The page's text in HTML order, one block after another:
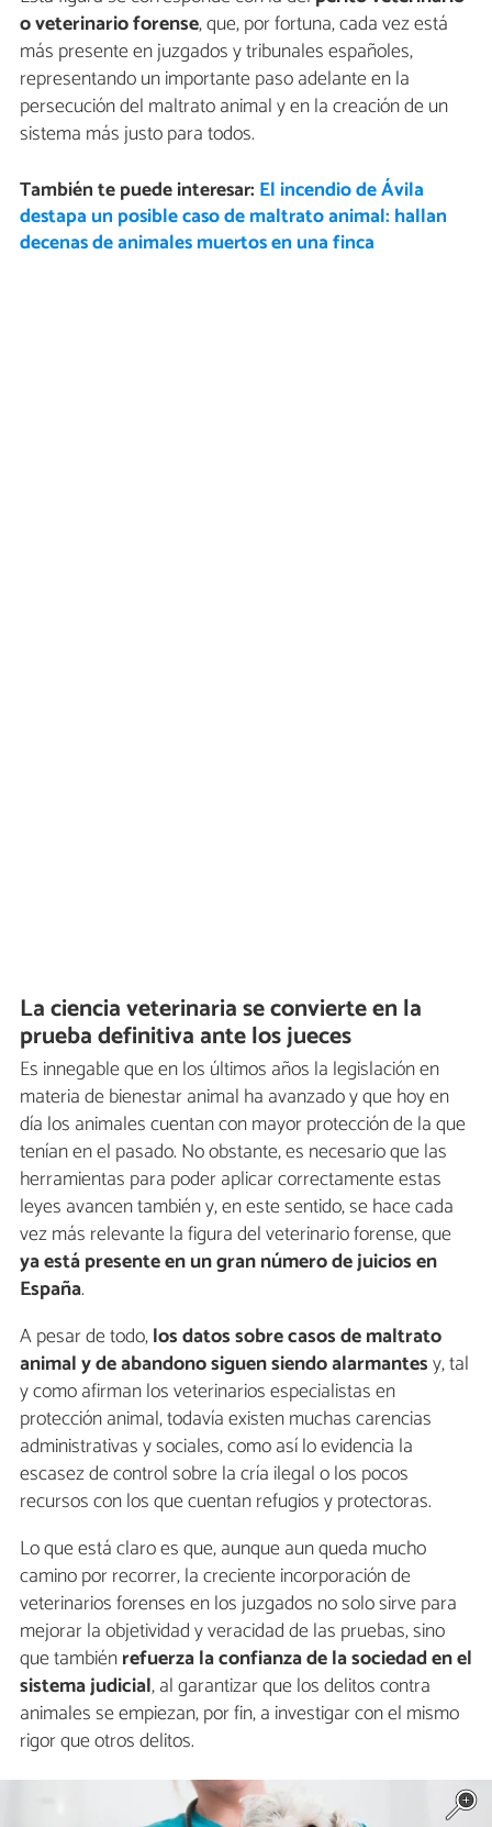
o veterinario forense, que, por fortuna, cada vez está
más presente en juzgados y tribunales españoles,
representando un importante paso adelante en la
persecución del maltrato animal y en la creación de un
sistema más justo para todos.
También te puede interesar: El incendio de Ávila
destapa un posible caso de maltrato animal: hallan
decenas de animales muertos en una finca
La ciencia veterinaria se convierte en la
prueba definitiva ante los jueces
Es innegable que en los últimos años la legislación en
materia de bienestar animal ha avanzado y que hoy en
día los animales cuentan con mayor protección de la que
tenían en el pasado. No obstante, es necesario que las
herramientas para poder aplicar correctamente estas
leyes avancen también y, en este sentido, se hace cada
vez más relevante la figura del veterinario forense, que
ya está presente en un gran número de juicios en
España.
A pesar de todo,los datos sobre casos de maltrato
animal y de abandono siguen siendo alarmantesy, tal
y como afirman los veterinarios especialistas en
protección animal, todavía existen muchas carencias
administrativas y sociales, como así lo evidencia la
escasez de control sobre la cría ilegal o los pocos
recursos con los que cuentan refugios y protectoras.
Lo que está claro es que, aunque aun queda mucho
camino por recorrer, la creciente incorporación de
veterinarios forenses en los juzgados no solo sirve para
mejorar la objetividad y veracidad de las pruebas, sino
que tambiénrefuerza la confianza de la sociedad en el
sistema judicial, al garantizar que los delitos contra
animales se empiezan, por fin, a investigar con el mismo
rigor que otros delitos.